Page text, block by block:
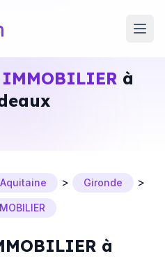
IMMOBILIERà
> Gironde >
à